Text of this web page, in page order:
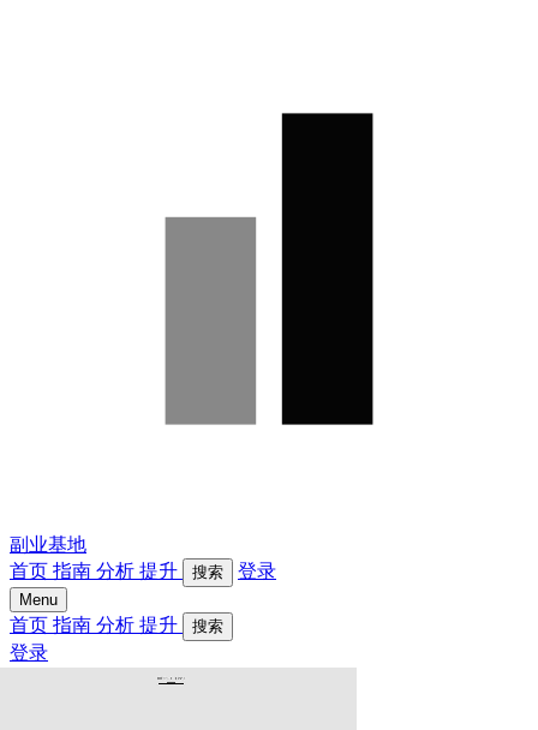
副业基地
首页 指南 分析 提升 搜索 登录
Menu
首页 指南 分析 提升 搜索
登录